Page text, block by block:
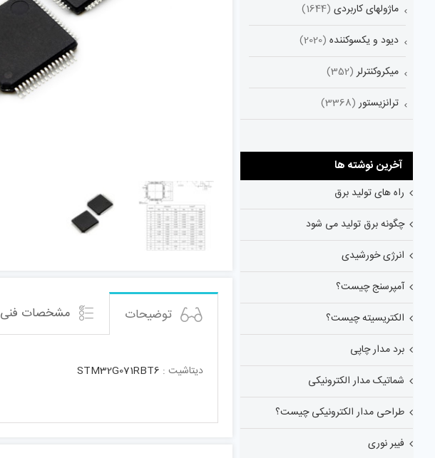
توضیحات مشخصات فنی
دیتاشیت : STM32G071RBT6
ماژولهای کاربردی (1644)
دیود و یکسوکننده (2020)
میکروکنترلر (352)
ترانزیستور (3368)
آخرین نوشته ها
راه های تولید برق
چگونه برق تولید می شود
انرژی خورشیدی
آمپرسنج چیست؟
الکتریسیته چیست؟
برد مدار چاپی
شماتیک مدار الکترونیکی
طراحی مدار الکترونیکی چیست؟
فیبر نوری